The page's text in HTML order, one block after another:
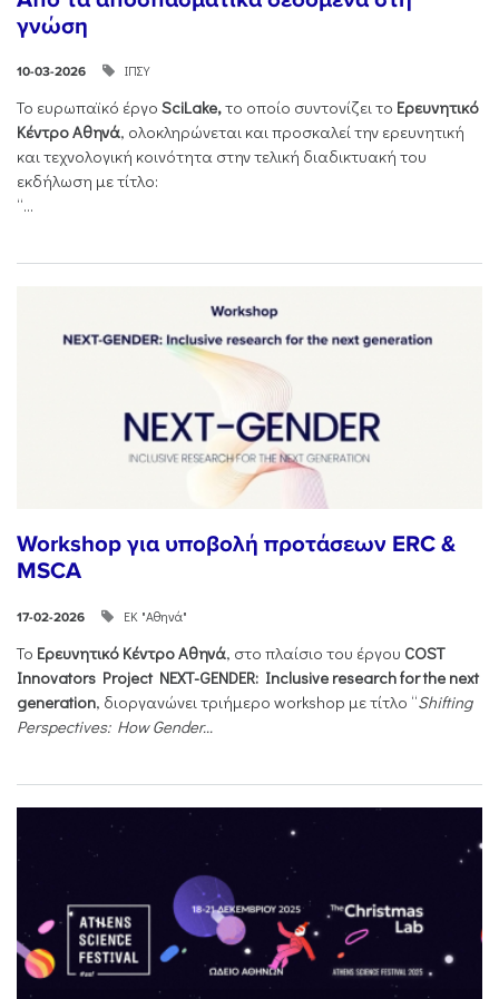
γνώση
10-03-2026 ΙΠΣΥ
Το ευρωπαϊκό έργο SciLake,το οποίο συντονίζει το Ερευνητικό
Κέντρο Αθηνά, ολοκληρώνεται και προσκαλεί την ερευνητική
και τεχνολογική κοινότητα στην τελική διαδικτυακή του
εκδήλωση με τίτλο:
“...
Workshop για υποβολή προτάσεων ERC &
MSCA
17-02-2026 ΕΚ "Αθηνά"
Το Ερευνητικό Κέντρο Αθηνά, στο πλαίσιο του έργου COST
Innovators Project NEXT-GENDER: Inclusive research for the next
generation, διοργανώνει τριήμερο workshop με τίτλο “Shifting
Perspectives: How Gender...